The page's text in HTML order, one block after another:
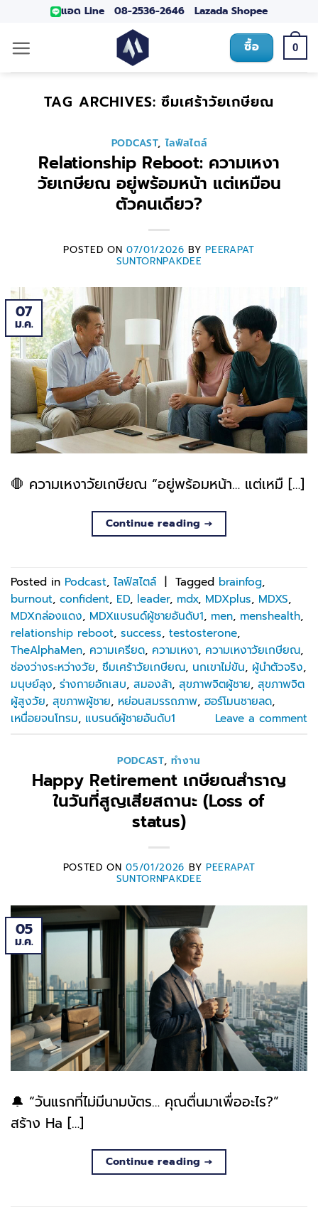
แอด Line 08-2536-2646 Lazada Shopee
ซื้อ 0
TAG ARCHIVES:ซึมเศร้าวัยเกษียณ
PODCAST,ไลฟ์สไตล์
Relationship Reboot: ความเหงา
วัยเกษียณ อยู่พร้อมหน้า แต่เหมือน
ตัวคนเดียว?
POSTED ON 07/01/2026 BYPEERAPAT
SUNTORNPAKDEE
07
ม.ค.
🛑 ความเหงาวัยเกษียณ “อยู่พร้อมหน้า… แต่เหมื […]
Continue reading →
Posted in Podcast, ไลฟ์สไตล์ | Tagged brainfog,
burnout, confident, ED, leader, mdx, MDXplus, MDXS,
MDXกล่องแดง, MDXแบรนด์ผู้ชายอันดับ1, men, menshealth,
relationship reboot, success, testosterone,
TheAlphaMen, ความเครียด, ความเหงา, ความเหงาวัยเกษียณ,
ช่องว่างระหว่างวัย, ซึมเศร้าวัยเกษียณ, นกเขาไม่ขัน, ผู้นำตัวจริง,
มนุษย์ลุง, ร่างกายอักเสบ, สมองล้า, สุขภาพจิตผู้ชาย, สุขภาพจิต
ผู้สูงวัย, สุขภาพผู้ชาย, หย่อนสมรรถภาพ, ฮอร์โมนชายลด,
เหนื่อยจนโทรม, แบรนด์ผู้ชายอันดับ1 Leave a comment
PODCAST,ทำงาน
Happy Retirement เกษียณสำราญ
ในวันที่สูญเสียสถานะ (Loss of
status)
POSTED ON05/01/2026 BY PEERAPAT
SUNTORNPAKDEE
05
ม.ค.
🔔 “วันแรกที่ไม่มีนามบัตร… คุณตื่นมาเพื่ออะไร?”
สร้าง Ha […]
Continue reading →